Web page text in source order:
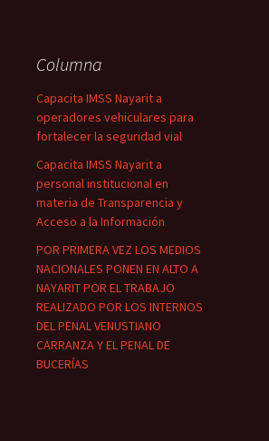
Columna
Capacita IMSS Nayarit a
operadores vehiculares para
fortalecer la seguridad vial
Capacita IMSS Nayarit a
personal institucional en
materia de Transparencia y
Acceso a la Información
POR PRIMERA VEZ LOS MEDIOS
NACIONALES PONEN EN ALTO A
NAYARIT POR EL TRABAJO
REALIZADO POR LOS INTERNOS
DEL PENAL VENUSTIANO
CARRANZA Y EL PENAL DE
BUCERÍAS